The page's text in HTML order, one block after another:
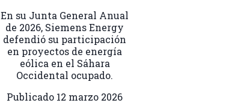
En su Junta General Anual
de 2026, Siemens Energy
defendió su participación
en proyectos de energía
eólica en el Sáhara
Occidental ocupado.
Publicado 12 marzo 2026